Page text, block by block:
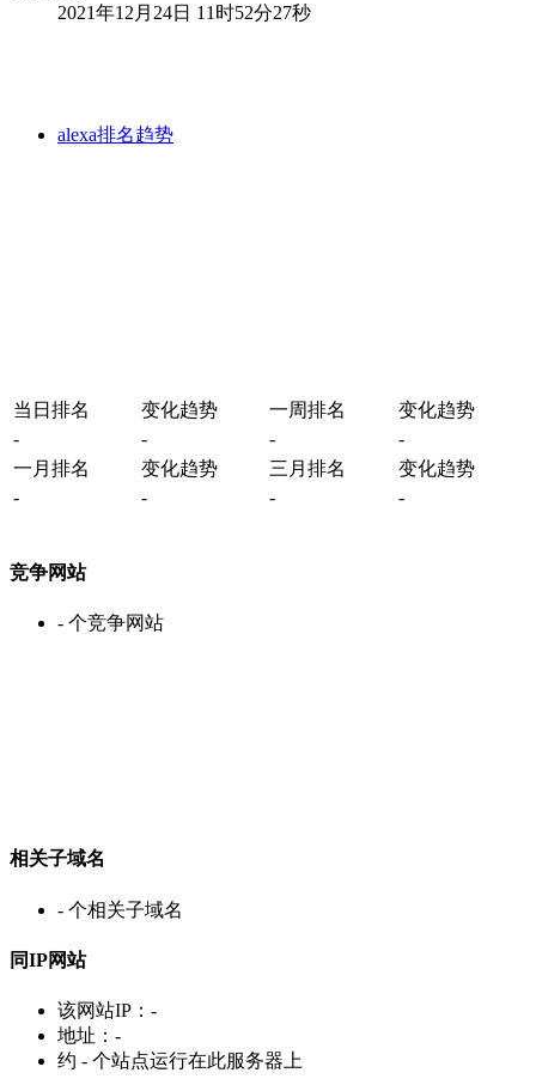
2021年12月24日 11时52分27秒
alexa排名趋势
当日排名 变化趋势 一周排名
变化趋势
-
- -
-
一月排名
变化趋势 三月排名
变化趋势
-
- - -
竞争网站
- 个竞争网站
相关子域名
- 个相关子域名
同IP网站
该网站IP： -
地址： -
约 - 个站点运行在此服务器上